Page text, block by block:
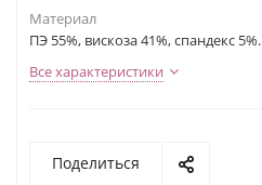
Материал
ПЭ 55%, вискоза 41%, спандекс 5%.
Все характеристики
Поделиться